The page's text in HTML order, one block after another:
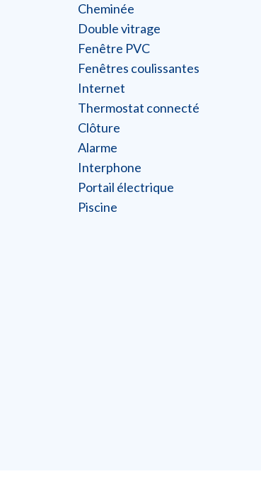
Cheminée
Double vitrage
Fenêtre PVC
Fenêtres coulissantes
Internet
Thermostat connecté
Clôture
Alarme
Interphone
Portail électrique
Piscine